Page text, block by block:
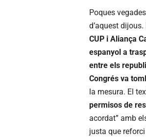
Poques
d’aquest
CUP i Aliança
espanyol a
entre els
Congrés va
la mesura. El
permisos de
acordat” amb
justa que